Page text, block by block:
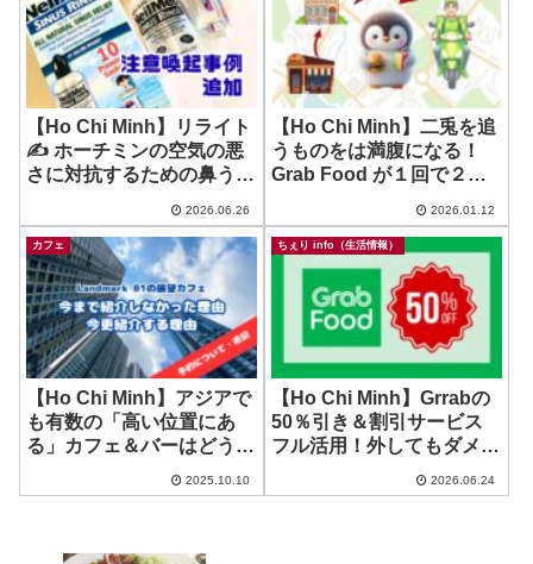
【Ho Chi Minh】リライト
✍️ ホーチミンの空気の悪
さに対抗するための鼻うが
RINSE
2026.06.26
【Ho Chi Minh】二兎を追
うものをは満腹になる！
Grab Food が１回で２店
うに？！
2026.01.12
カフェ
【Ho Chi Minh】アジアで
も有数の「高い位置にあ
る」カフェ＆バーはどうな
Lounge
2025.10.10
ちぇり info（生活情報）
【Ho Chi Minh】Grrabの
50％引き＆割引サービス
フル活用！外してもダメー
が、あった？）
2026.06.24